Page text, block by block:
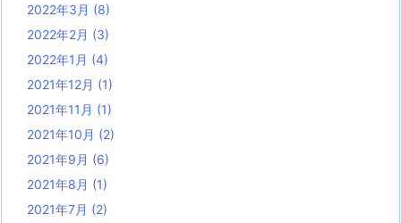
2022年3月 (8)
2022年2月 (3)
2022年1月 (4)
2021年12月 (1)
2021年11月 (1)
2021年10月 (2)
2021年9月 (6)
2021年8月 (1)
2021年7月 (2)